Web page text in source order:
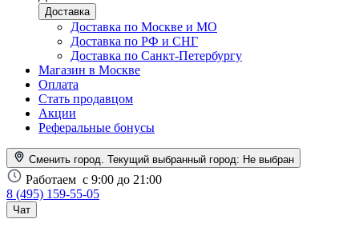
Доставка
Доставка по Москве и МО
Доставка по РФ и СНГ
Доставка по Санкт-Петербургу
Магазин в Москве
Оплата
Стать продавцом
Акции
Реферальные бонусы
Сменить город. Текущий выбранный город: Не выбран
Работаем с 9:00 до 21:00
8 (495) 159-55-05
Чат